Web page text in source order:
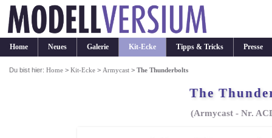
Home Neues Galerie Kit-Ecke Tipps & Tricks Presse
Du bist hier:Home >Kit-Ecke > Armycast >The Thunderbolts
The
(Armycast - Nr.